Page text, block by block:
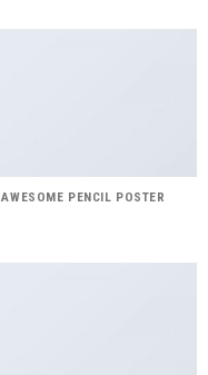
AWESOME PENCIL POSTER